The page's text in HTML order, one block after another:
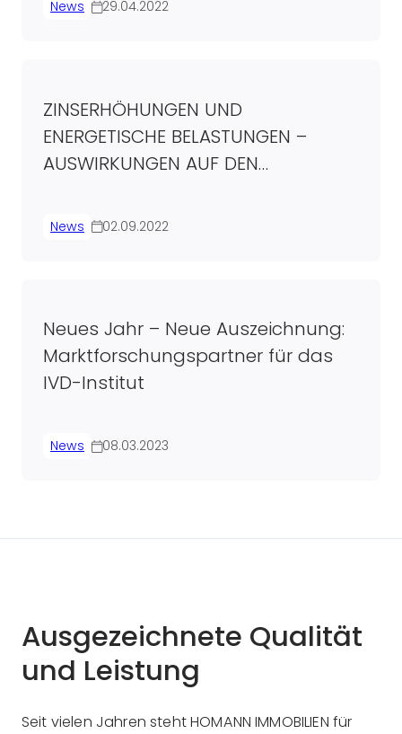
News 29.04.2022
ZINSERHÖHUNGEN UND
ENERGETISCHE BELASTUNGEN –
AUSWIRKUNGEN AUF DEN
News 02.09.2022
Neues Jahr – Neue Auszeichnung:
Marktforschungspartner für das
IVD-Institut
News 08.03.2023
Ausgezeichnete Qualität
und Leistung
Seit vielen Jahren steht HOMANN IMMOBILIEN für